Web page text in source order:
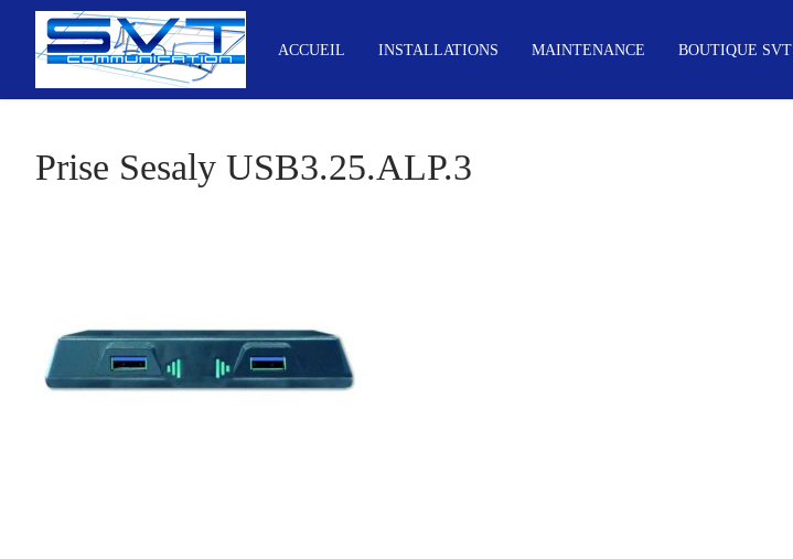
contenu
ACCUEIL INSTALLATIONS MAINTENANCE BOUTIQUE SVT
Prise Sesaly USB3.25.ALP.3